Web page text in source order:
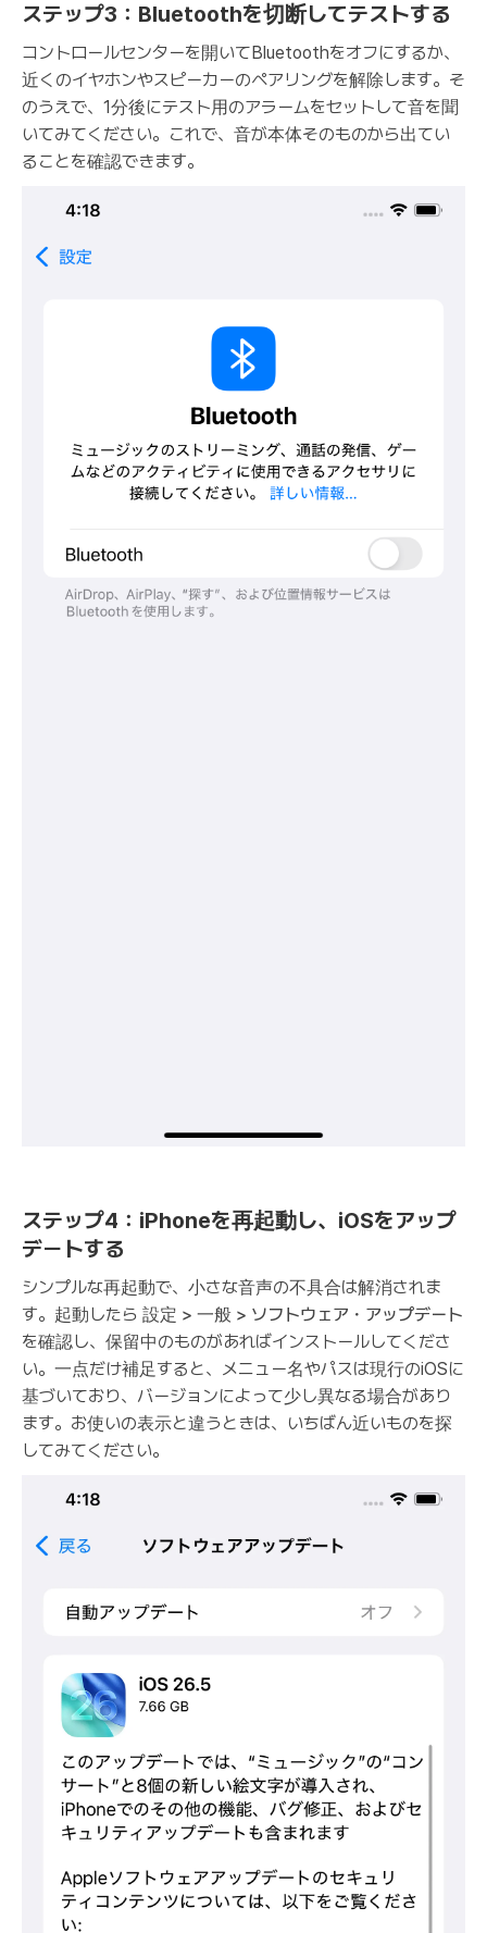
ステップ3：Bluetoothを切断してテストする
コントロールセンターを開いてBluetoothをオフにするか、
近くのイヤホンやスピーカーのペアリングを解除します。そ
のうえで、1分後にテスト用のアラームをセットして音を聞
いてみてください。これで、音が本体そのものから出てい
ることを確認できます。
ステップ4：iPhoneを再起動し、iOSをアップ
デートする
シンプルな再起動で、小さな音声の不具合は解消されま
す。起動したら 設定 > 一般 > ソフトウェア・アップデート
を確認し、保留中のものがあればインストールしてくださ
い。一点だけ補足すると、メニュー名やパスは現行のiOSに
基づいており、バージョンによって少し異なる場合があり
ます。お使いの表示と違うときは、いちばん近いものを探
してみてください。